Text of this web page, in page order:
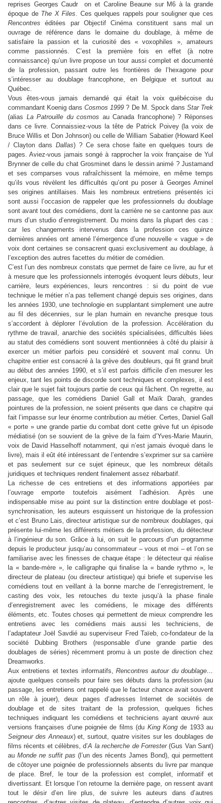
reprises Georges Caudr
on et Caroline Beaune sur M6 à la grande
époque de The X Files. Ces quelques rappels pour souligner que ces
Rencontres éditées par Objectif Cinéma constituent sans mal un
ouvrage de référence dans le domaine du doublage, à même de
satisfaire la passion et la curiosité des « voxophiles », amateurs
comme passionnés. C’est la première fois en effet (à notre
connaissance) qu’un livre propose un tour aussi complet et documenté
de la profession, passant outre les frontières de l’hexagone pour
s’intéresser au doublage francophone, en Belgique et surtout au
Québec.
Vous êtes-vous jamais demandé qui était la voix québécoise du
commandant Koenig dansCosmos 1999? De M. Spock dans Star Trek
(alias La Patrouille du cosmos au Canada francophone) ? Réponses
dans ce livre. Connaissiez-vous la tête de Patrick Poivey (la voix de
Bruce Willis et Don Johnson) ou celle de William Sabatier (Howard Keel
/ Clayton dans Dallas) ? Ce sera chose faite en quelques tours de
pages. Aviez-vous jamais songé à rapprocher la voix française de Yul
Brynner de celle du chat Grosminet dans le dessin animé ? Justamand
et ses comparses vous rafraîchissent la mémoire, en même temps
qu’ils vous révèlent les difficultés qu’ont pu poser à Georges Aminel
ses origines antillaises. Mais les nombreux entretiens présentés ici
sont aussi l’occasion de rappeler que les professionnels du doublage
sont avant tout des comédiens, dont la carrière ne se cantonne pas aux
murs d’un studio d’enregistrement. Du moins dans la plupart des cas :
car les changements intervenus dans la profession ces quinze
dernières années ont amené l’émergence d’une nouvelle « vague » de
voix dont certaines se consacrent quasi exclusivement au doublage, à
l’exception des autres facettes du métier de comédien.
C’est l’un des nombreux constats que permet de faire ce livre, au fur et
à mesure que les professionnels interrogés évoquent leurs débuts, leur
carrière, leurs expériences, leurs rencontres : si du point de vue
technique le métier n’a pas tellement changé depuis ses origines, dans
les années 1930, une technologie en supplantant simplement une autre
au fil des décennies, sur le plan humain en revanche presque tous
s’accordent à déplorer l’évolution de la profession. Accélération du
rythme de travail, anarchie des sociétés spécialisées, difficultés liées
au statut des comédiens sont souvent mentionnées à côté du plaisir à
exercer un métier parfois peu considéré et souvent mal connu. Un
chapitre entier est consacré à la grève des doubleurs, qui fit grand bruit
au début des années 1990, et s’il est parfois difficile d’en mesurer les
enjeux, tant les points de discorde sont techniques et complexes, il est
clair que le sujet fait toujours partie de ceux qui fâchent. On regrette, au
passage, que les comédiens Daniel Gall et Maïk Darah, grandes
pointures de la profession, ne soient présents que dans ce chapitre qui
fait l’impasse sur leur énorme contribution au métier. Certes, Daniel Gall
« porte » une grande partie du combat dont cette grève fut un épisode
médiatisé (on se souvient de la grève de la faim d’Yves-Marie Maurin,
voix de David Hasselhoff notamment, qui n’est jamais évoqué dans le
livre), mais il eût été intéressant de l’entendre s’exprimer sur sa carrière
et pas seulement sur ce sujet épineux, que les nombreux détails
juridiques et techniques rendent finalement assez rébarbatif.
La richesse de ces entretiens et des informations apportées par
l’ouvrage emporte toutefois aisément l’adhésion. Après une
indispensable mise au point sur la distinction entre doublage et post-
synchronisation, les auteurs esquissent un historique de la profession
et c’est Bruno Lais, directeur artistique sur de nombreux doublages, qui
présente lui-même les différents métiers de la profession, du détecteur
à l’ingénieur du son. Grâce à lui, on suit le parcours d’un programme
depuis le producteur jusqu’au consommateur – vous et moi – et l’on se
familiarise avec les finesses de chaque étape : le détecteur qui réalise
la « bande-mère », le calligraphe qui finalise la « bande rythmo », le
directeur de plateau (ou directeur artistique) qui briefe et supervise les
comédiens tout en veillant à la bonne marche de l’enregistrement, le
casting des voix, les retouches du texte jusqu’à la phase finale
d’enregistrement avec les comédiens, le mixage des différents
éléments, etc. Toutes choses qui permettent de mieux comprendre les
entretiens avec les comédiens mais aussi les techniciens, de
l’adaptateur Joël Savdié au superviseur Fred Taïeb, co-fondateur de la
société Dubbing Brothers (responsable d’une grande partie des
doublages de séries) récemment promu à un poste de direction chez
Dreamworks.
Aux entretiens et textes informatifs, Rencontres autour du doublage…
ajoute quelques conseils pour faire ses débuts dans la profession (au
passage, les entretiens ont rappelé que le facteur chance avait souvent
un rôle à jouer), deux pages d’adresses Internet de sociétés de
doublage et de sites traitant de la profession, quelques fiches
techniques indiquant les comédiens et techniciens ayant œuvré aux
versions françaises d’une poignée de films (du King Kongde 1933 au
Seigneur des Anneaux) et, surtout, quatre visites sur les doublages de
films récents et célèbres, d’A la recherche de Forrester(Gus Van Sant)
au Monde ne suffit pas (l’un des récents James Bond), qui permettent
de côtoyer une poignée de professionnels absents du livre par manque
de place. Bref, le tour de la profession est complet, informatif et
divertissant. Et lorsque l’on retourne la dernière page, on ressent avant
tout le désir d’en lire plus, de suivre les auteurs dans d’autres